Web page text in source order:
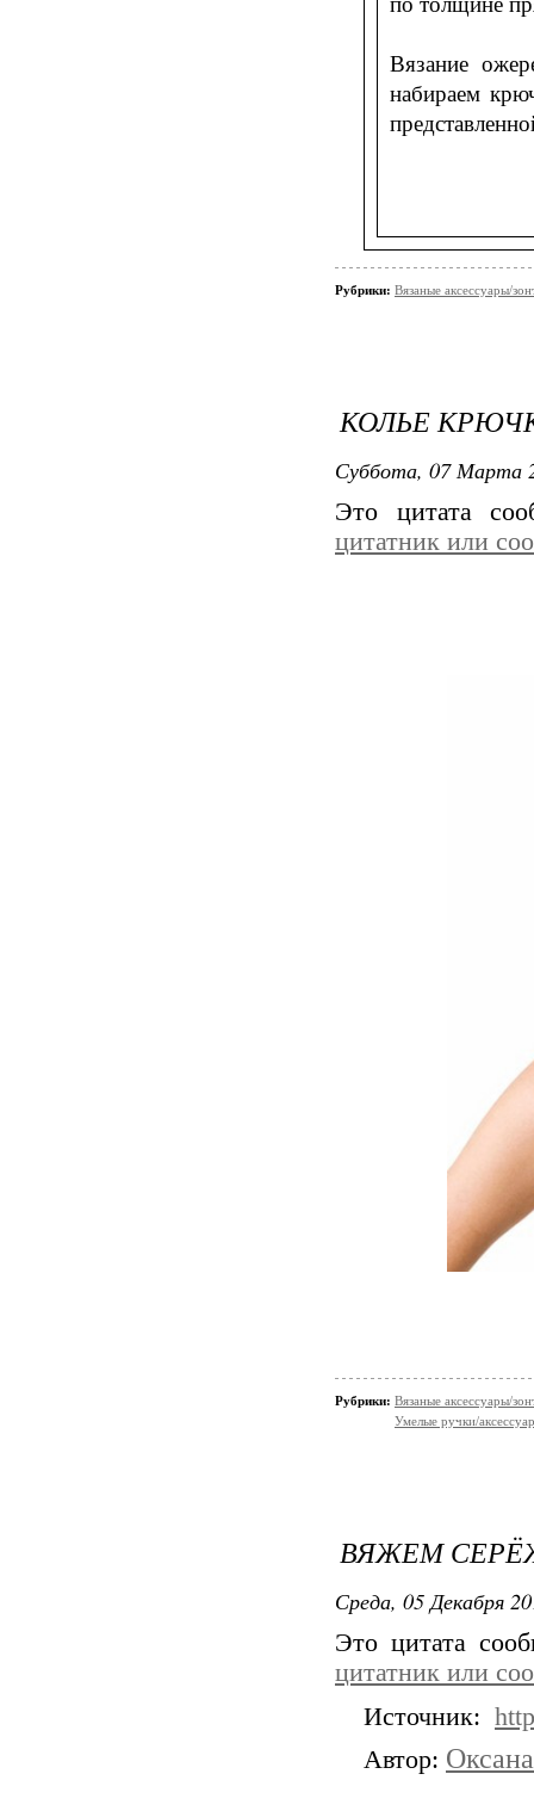
Вязание
набираем
Рубрики: Вязаные аксессуары/
КОЛЬЕ
Суббота, 07 Марта
Это цитата
цитатник или
Рубрики: Вязаные аксессуары/
Умелые ручки/
ВЯЖЕМ
Среда, 05 Декабря
Это цитата
цитатник или
Источник:
Автор: